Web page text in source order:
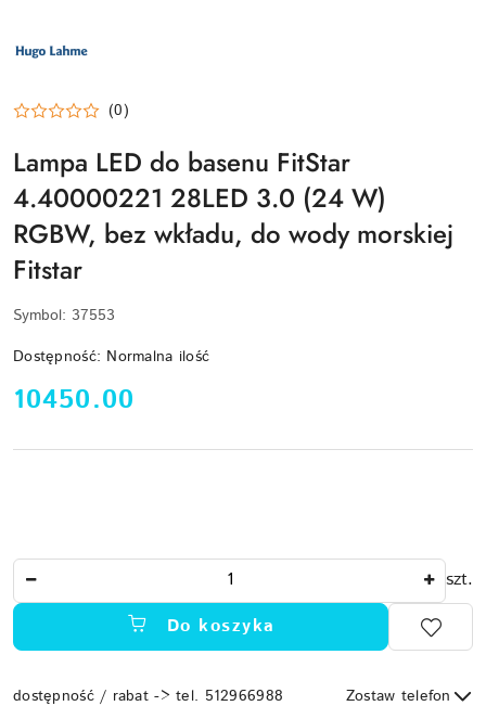
HUGO
LAHME
(0)
Lampa LED do basenu FitStar
4.40000221 28LED 3.0 (24 W)
RGBW, bez wkładu, do wody morskiej
Fitstar
Symbol: 37553
Dostępność: Normalna ilość
cena:
10450.00
szt.
Do koszyka
dostępność / rabat -> tel. 512966988 Zostaw telefon